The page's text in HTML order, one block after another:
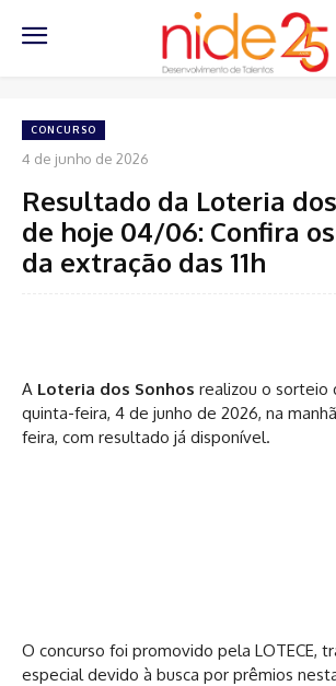
CONCURSO
4 de junho de 2026
Resultado da Loteria
de hoje 04/06: Confira
da extração das 11h
A Loteria dos Sonhos realizou o sorteio
quinta-feira, 4 de junho de 2026, na
feira, com resultado já disponível.
O concurso foi promovido pela LOTECE,
especial devido à busca por prêmios